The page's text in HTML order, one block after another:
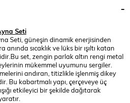
Seti
Seti, güneşin dinamik enerjisinden
sıcaklık ve lüks bir ışıltı katan
set, zengin parlak altın rengi metal
mükemmel uyumunu sergiler.
andıran, titizlikle işlenmiş dikey
Bu kabartmalı yapı, çerçeveye üç
etkileyici bir şekilde dağıtarak